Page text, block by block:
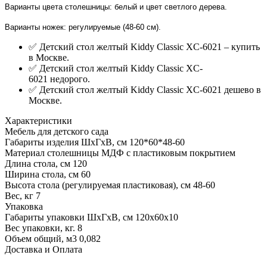
Варианты цвета столешницы: белый и цвет светлого дерева.
Варианты ножек: регулируемые (48-60 см).
✅ Детский стол желтый Kiddy Classic XC-6021 – купить
в Москве.
✅ Детский стол желтый Kiddy Classic XC-
6021 недорого.
✅ Детский стол желтый Kiddy Classic XC-6021 дешево в
Москве.
Характеристики
Мебель для детского сада
Габариты изделия ШхГхВ, см 120*60*48-60
Материал столешницы МДФ с пластиковым покрытием
Длина стола, см 120
Ширина стола, см 60
Высота стола (регулируемая пластиковая), см 48-60
Вес, кг 7
Упаковка
Габариты упаковки ШхГхВ, см 120х60х10
Вес упаковки, кг. 8
Объем общий, м3 0,082
Доставка и Оплата